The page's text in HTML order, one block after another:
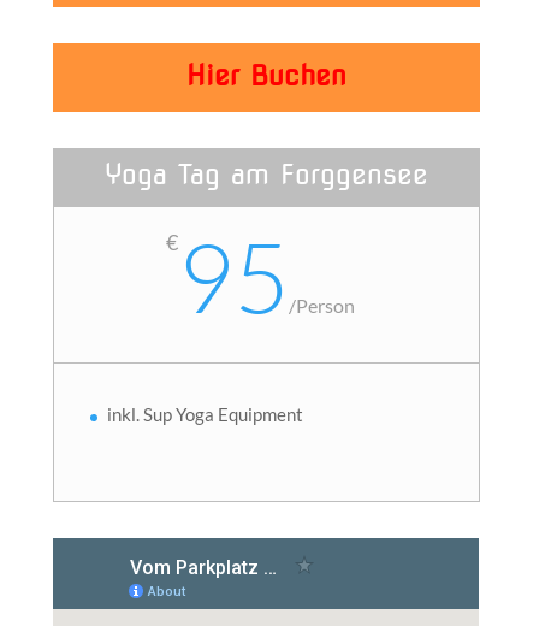
Hier Buchen
Yoga Tag am Forggensee
€ 95 /Person
inkl. Sup Yoga Equipment